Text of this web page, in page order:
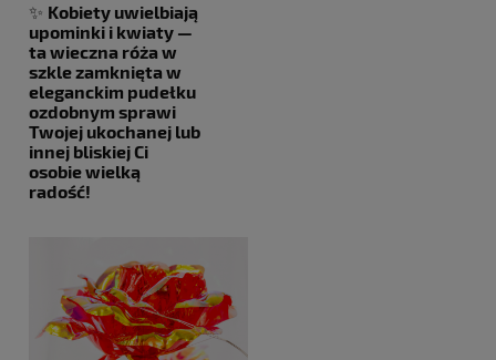
✨ Kobiety uwielbiają
upominki i kwiaty —
ta wieczna róża w
szkle zamknięta w
eleganckim pudełku
ozdobnym sprawi
Twojej ukochanej lub
innej bliskiej Ci
osobie wielką
radość!